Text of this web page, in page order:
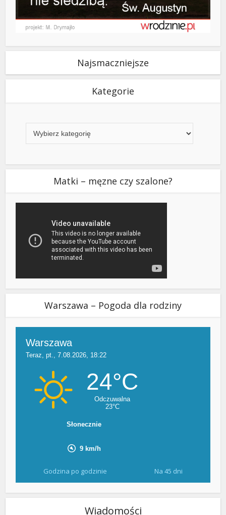
Najsmaczniejsze
Kategorie
Matki – męzne czy szalone?
Warszawa – Pogoda dla rodziny
Godzina po godzinie Na 45 dni
Wiadomości